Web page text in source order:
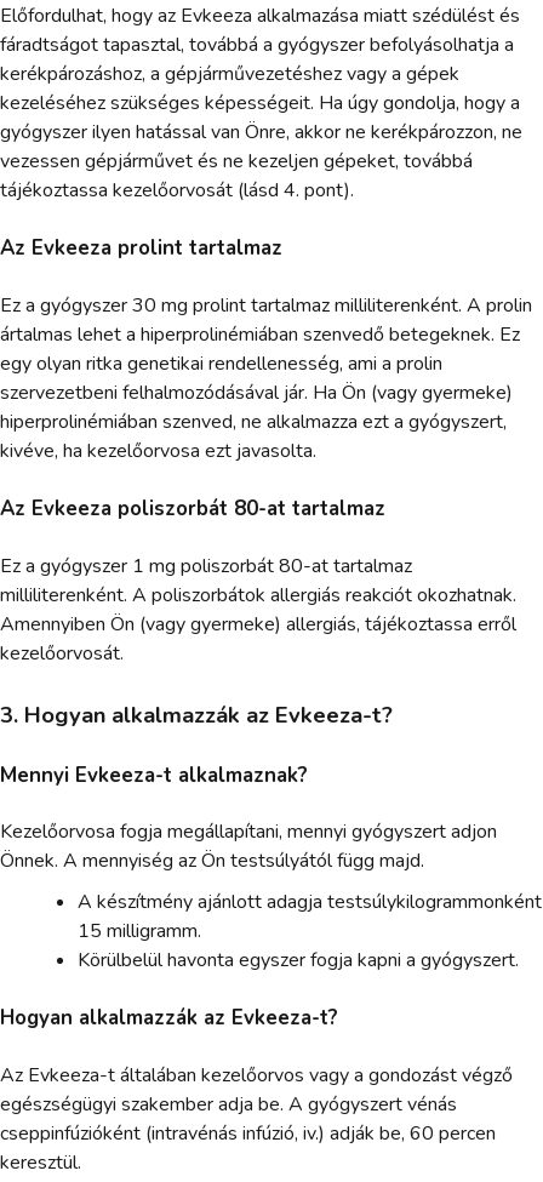
Előfordulhat, hogy az Evkeeza alkalmazása miatt szédülést és
fáradtságot tapasztal, továbbá a gyógyszer befolyásolhatja a
kerékpározáshoz, a gépjárművezetéshez vagy a gépek
kezeléséhez szükséges képességeit. Ha úgy gondolja, hogy a
gyógyszer ilyen hatással van Önre, akkor ne kerékpározzon, ne
vezessen gépjárművet és ne kezeljen gépeket, továbbá
tájékoztassa kezelőorvosát (lásd 4. pont).
Az Evkeeza prolint tartalmaz
Ez a gyógyszer 30 mg prolint tartalmaz milliliterenként. A prolin
ártalmas lehet a hiperprolinémiában szenvedő betegeknek. Ez
egy olyan ritka genetikai rendellenesség, ami a prolin
szervezetbeni felhalmozódásával jár. Ha Ön (vagy gyermeke)
hiperprolinémiában szenved, ne alkalmazza ezt a gyógyszert,
kivéve, ha kezelőorvosa ezt javasolta.
Az Evkeeza poliszorbát 80-at tartalmaz
Ez a gyógyszer 1 mg poliszorbát 80-at tartalmaz
milliliterenként. A poliszorbátok allergiás reakciót okozhatnak.
Amennyiben Ön (vagy gyermeke) allergiás, tájékoztassa erről
kezelőorvosát.
3. Hogyan alkalmazzák az Evkeeza-t?
Mennyi Evkeeza-t alkalmaznak?
Kezelőorvosa fogja megállapítani, mennyi gyógyszert adjon
Önnek. A mennyiség az Ön testsúlyától függ majd.
A készítmény ajánlott adagja testsúlykilogrammonként
15 milligramm.
Körülbelül havonta egyszer fogja kapni a gyógyszert.
Hogyan alkalmazzák az Evkeeza-t?
Az Evkeeza-t általában kezelőorvos vagy a gondozást végző
egészségügyi szakember adja be. A gyógyszert vénás
cseppinfúzióként (intravénás infúzió, iv.) adják be, 60 percen
keresztül.